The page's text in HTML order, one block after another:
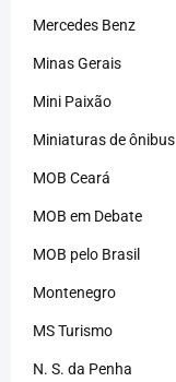
Mercedes Benz
Minas Gerais
Mini Paixão
Miniaturas de ônibus
MOB Ceará
MOB em Debate
MOB pelo Brasil
Montenegro
MS Turismo
N. S. da Penha